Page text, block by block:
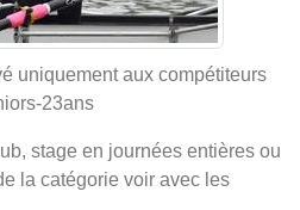
uniquement aux compétiteurs
23ans
stage en journées entières ou
la catégorie voir avec les